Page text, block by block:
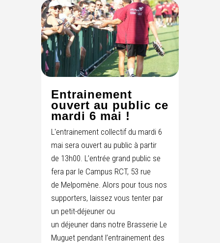
Entrainement
ouvert au public ce
mardi 6 mai !
L'entrainement collectif du mardi 6
mai sera ouvert au public à partir
de 13h00. L’entrée grand public se
fera par le Campus RCT, 53 rue
de Melpomène. Alors pour tous nos
supporters, laissez vous tenter par
un petit-déjeuner ou
un déjeuner dans notre Brasserie Le
Muguet pendant l’entrainement des